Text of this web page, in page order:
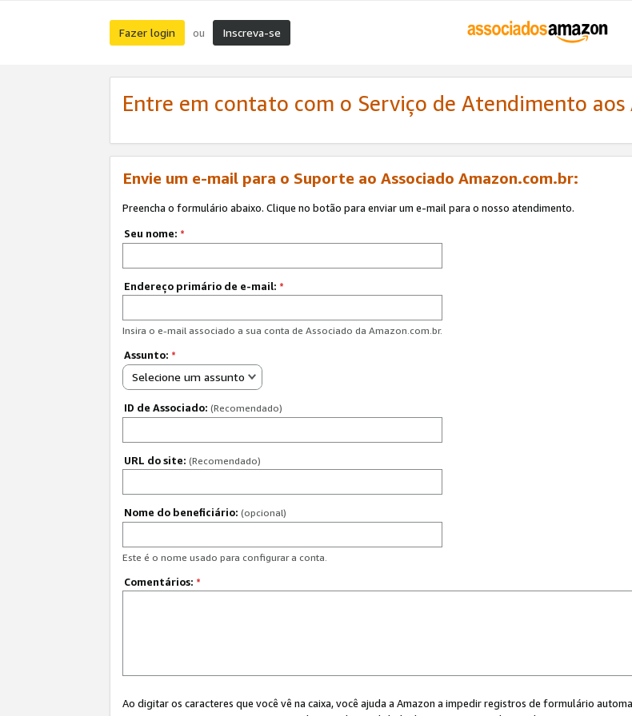
Fazer login ou Inscreva-se
Entre em contato com o Serviço de Atendimento aos
Envie um e-mail para o Suporte ao Associado Amazon.com.br:
Preencha o formulário abaixo. Clique no botão para enviar um e-mail para o nosso atendimento.
Seu nome: *
Endereço primário de e-mail: *
Insira o e-mail associado a sua conta de Associado da Amazon.com.br.
Assunto: *
Selecione um assunto
ID de Associado: (Recomendado)
URL do site: (Recomendado)
Nome do beneficiário: (opcional)
Este é o nome usado para configurar a conta.
Comentários: *
Ao digitar os caracteres que você vê na caixa, você ajuda a Amazon a impedir registros de formulário